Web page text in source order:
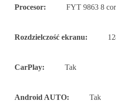
Procesor: FYT 9863 8
Rozdzielczość ekranu:
CarPlay: Tak
Android AUTO: Tak